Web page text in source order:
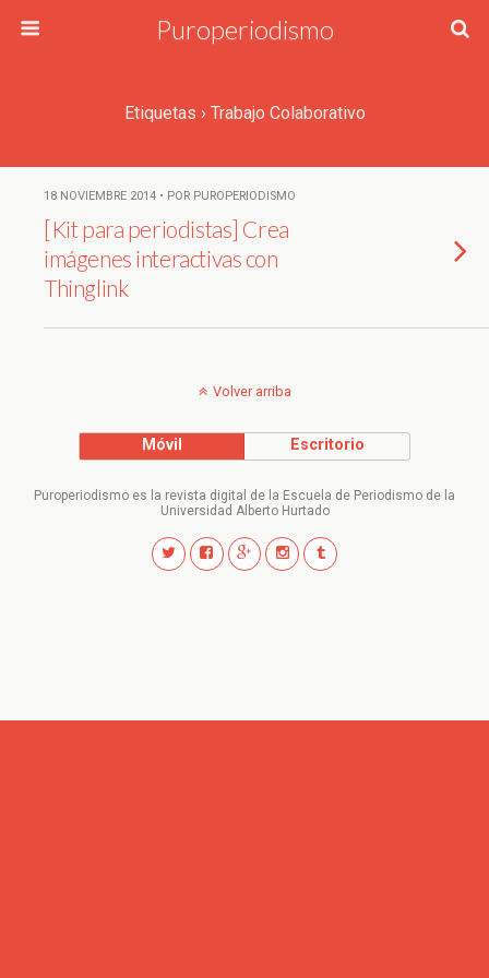
Puroperiodismo
Etiquetas › Trabajo Colaborativo
18 NOVIEMBRE 2014 • POR PUROPERIODISMO
[Kit para periodistas] Crea
imágenes interactivas con
Thinglink
Volver arriba
Móvil Escritorio
Puroperiodismo es la revista digital de la Escuela de Periodismo de la
Universidad Alberto Hurtado